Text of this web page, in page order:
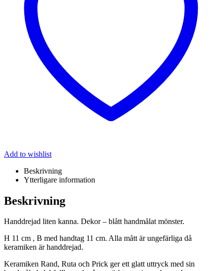
Add to wishlist
Beskrivning
Ytterligare information
Beskrivning
Handdrejad liten kanna. Dekor – blått handmålat mönster.
H 11 cm , B med handtag 11 cm. Alla mått är ungefärliga då
keramiken är handdrejad.
Keramiken Rand, Ruta och Prick ger ett glatt uttryck med sin